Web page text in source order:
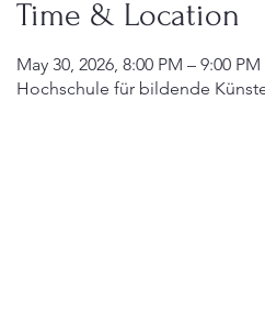
Time & Location
May 30, 2026, 8:00 PM – 9:00 PM
Hochschule für bildende